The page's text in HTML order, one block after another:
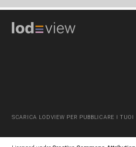
SCARICA LODVIEW PER PUBBLICARE I TUOI